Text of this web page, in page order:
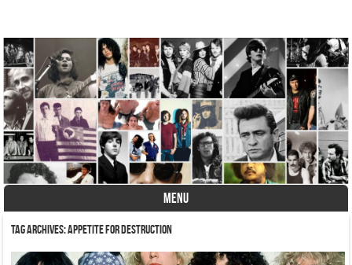
A História do Disco
MENU
Skip to content
Tag Archives:Appetite For Destruction